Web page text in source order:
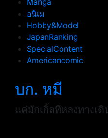
Manga
อนิเม
Hobby&Model
JapanRanking
SpecialContent
Americancomic
บก. หมี
แค่มักเกิ้ลที่หลงทางเ